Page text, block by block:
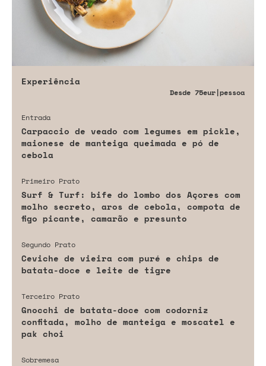
Experiência
Desde 75eur|pessoa
Entrada
Carpaccio de veado com legumes em pickle,
maionese de manteiga queimada e pó de
cebola
Primeiro Prato
Surf & Turf: bife do lombo dos Açores com
molho secreto, aros de cebola, compota de
figo picante, camarão e presunto
Segundo Prato
Ceviche de vieira com puré e chips de
batata-doce e leite de tigre
Terceiro Prato
Gnocchi de batata-doce com codorniz
confitada, molho de manteiga e moscatel e
pak choi
Sobremesa